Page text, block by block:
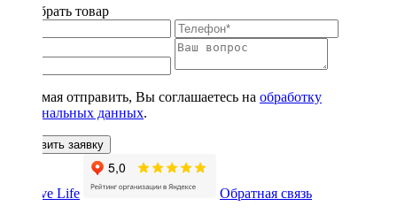
Подобрать товар
Нажимая отправить, Вы соглашаетесь на обработку
персональных данных.
Оставить заявку
Обратная связь